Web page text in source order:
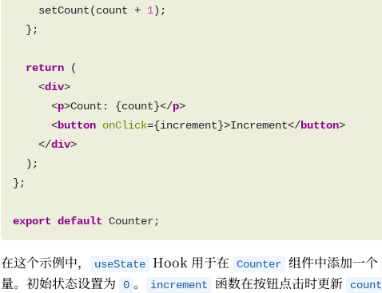
    setCount(count +
1
return
    <
div
      <
p>Count: {count}</p
      <
button onClick={increment}>Increment</button
    </
div
export default
在这个示例中， useState Hook 用于在 Counter 组件中添加一个
量。初始状态设置为
0 。 increment 函数在按钮点击时更新 count